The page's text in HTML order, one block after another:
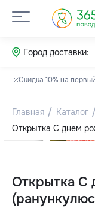
Город доставки:
Скидка 10% на
Главная Каталог
Открытка С днем
Открытка С